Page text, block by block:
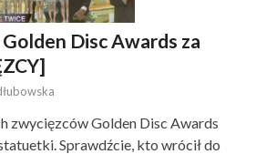
Disc Awards za
zwycięzców Golden Disc Awards
Sprawdźcie, kto wrócił do